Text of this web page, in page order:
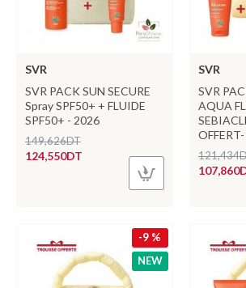
SVR
SVR PACK SUN SECURE
Spray SPF50+ + FLUIDE
SPF50+ - 2026
124,550DT
149,626DT
SVR
SVR
AQUA
NEW
-9 %